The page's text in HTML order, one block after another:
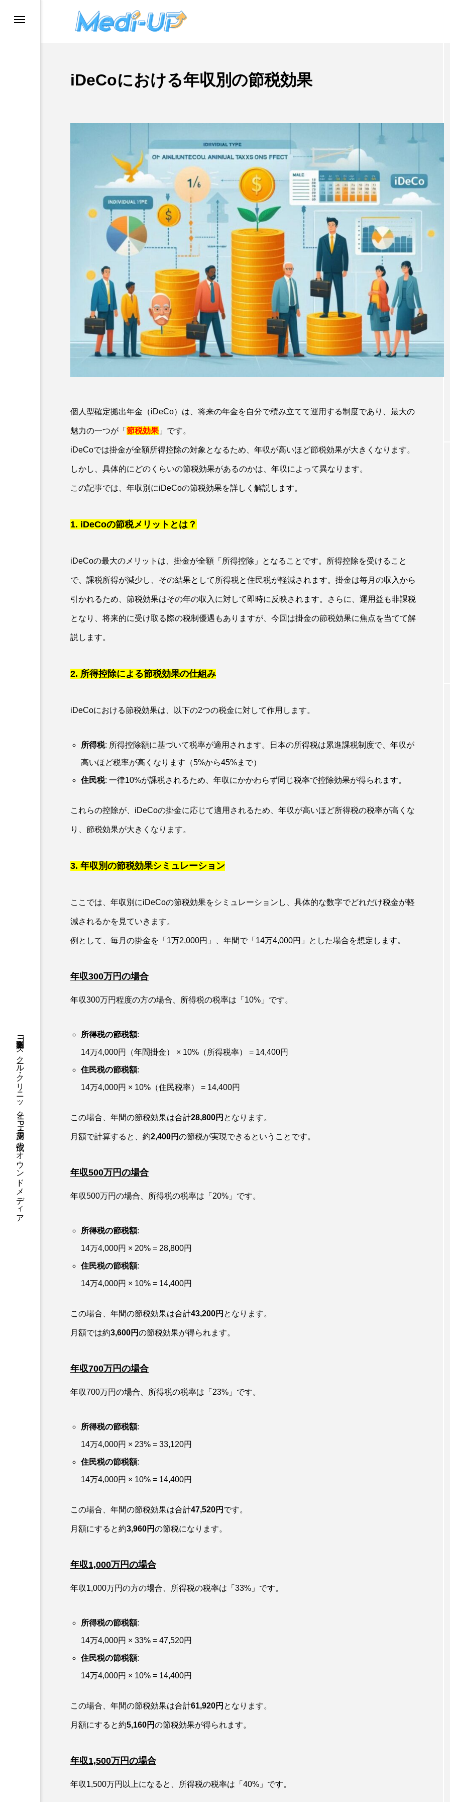
医療・副業・ITスクール・クリニックHP・薬局HP作成のオウンドメディア
iDeCoにおける年収別の節税効果
個人型確定拠出年金（iDeCo）は、将来の年金を自分で積み立てて運用する制度であり、最大の
魅力の一つが「 節税効果 」です。
iDeCoでは掛金が全額所得控除の対象となるため、年収が高いほど節税効果が大きくなります。
しかし、具体的にどのくらいの節税効果があるのかは、年収によって異なります。
この記事では、年収別にiDeCoの節税効果を詳しく解説します。
1. iDeCoの節税メリットとは？
iDeCoの最大のメリットは、掛金が全額「所得控除」となることです。所得控除を受けること
で、課税所得が減少し、その結果として所得税と住民税が軽減されます。掛金は毎月の収入から
引かれるため、節税効果はその年の収入に対して即時に反映されます。さらに、運用益も非課税
となり、将来的に受け取る際の税制優遇もありますが、今回は掛金の節税効果に焦点を当てて解
説します。
2. 所得控除による節税効果の仕組み
iDeCoにおける節税効果は、以下の2つの税金に対して作用します。
所得税: 所得控除額に基づいて税率が適用されます。日本の所得税は累進課税制度で、年収が
高いほど税率が高くなります（5%から45%まで）
住民税: 一律10%が課税されるため、年収にかかわらず同じ税率で控除効果が得られます。
これらの控除が、iDeCoの掛金に応じて適用されるため、年収が高いほど所得税の税率が高くな
り、節税効果が大きくなります。
3. 年収別の節税効果シミュレーション
ここでは、年収別にiDeCoの節税効果をシミュレーションし、具体的な数字でどれだけ税金が軽
減されるかを見ていきます。
例として、毎月の掛金を「1万2,000円」、年間で「14万4,000円」とした場合を想定します。
年収300万円の場合
年収300万円程度の方の場合、所得税の税率は「10%」です。
所得税の節税額:
14万4,000円（年間掛金） × 10%（所得税率） = 14,400円
住民税の節税額:
14万4,000円 × 10%（住民税率） = 14,400円
この場合、年間の節税効果は合計28,800円 となります。
月額で計算すると、約2,400円の節税が実現できるということです。
年収500万円の場合
年収500万円の場合、所得税の税率は「20%」です。
所得税の節税額:
14万4,000円 × 20% = 28,800円
住民税の節税額:
14万4,000円 × 10% = 14,400円
この場合、年間の節税効果は合計43,200円 となります。
月額では約3,600円の節税効果が得られます。
年収700万円の場合
年収700万円の場合、所得税の税率は「23%」です。
所得税の節税額:
14万4,000円 × 23% = 33,120円
住民税の節税額:
14万4,000円 × 10% = 14,400円
この場合、年間の節税効果は合計47,520円 です。
月額にすると約3,960円の節税になります。
年収1,000万円の場合
年収1,000万円の方の場合、所得税の税率は「33%」です。
所得税の節税額:
14万4,000円 × 33% = 47,520円
住民税の節税額:
14万4,000円 × 10% = 14,400円
この場合、年間の節税効果は合計61,920円 となります。
月額にすると約5,160円の節税効果が得られます。
年収1,500万円の場合
年収1,500万円以上になると、所得税の税率は「40%」です。
プログラミングスクール プログラミングスクール